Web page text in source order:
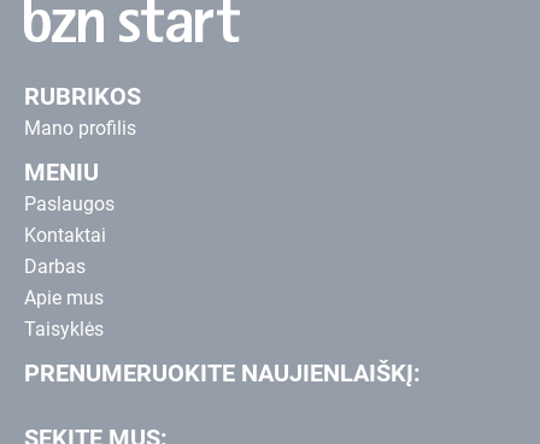
RUBRIKOS
Mano profilis
MENIU
Paslaugos
Kontaktai
Darbas
Apie mus
Taisyklės
PRENUMERUOKITE NAUJIENLAIŠKĮ:
SEKITE MUS: